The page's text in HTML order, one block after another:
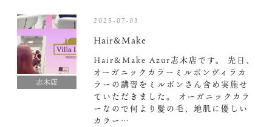
志木店
2025-07-03
Hair&Make
Hair&Make Azur志木店です。 先日、
オーガニックカラーミルボンヴィラカ
ラーの講習をミルボンさん含め実施せ
ていただきました。 オーガニックカラ
ーなので何より髪の毛、地肌に優しい
カラー…